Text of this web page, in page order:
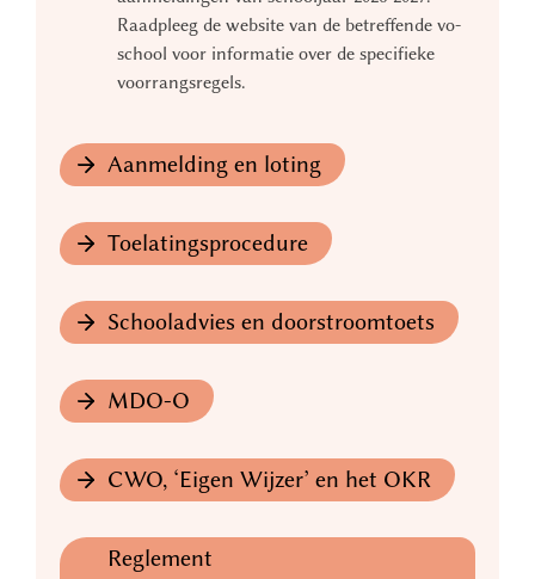
Raadpleeg de website van de betreffende vo-
school voor informatie over de specifieke
voorrangsregels.
Aanmelding en loting
Toelatingsprocedure
Schooladvies en doorstroomtoets
MDO-O
CWO, ‘Eigen Wijzer’ en het OKR
Reglement